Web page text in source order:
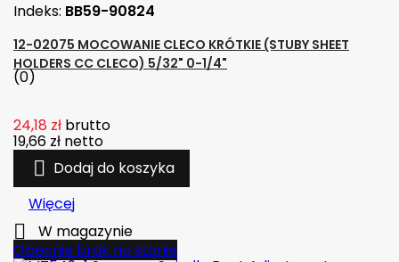
Indeks: BB59-90824
12-02075 MOCOWANIE CLECO KRÓTKIE (STUBY SHEET
HOLDERS CC CLECO) 5/32" 0-1/4"
(0)
24,18 zł brutto
19,66 zł netto
 Dodaj do koszyka
Więcej

W magazynie
Obecnie brak na stanie